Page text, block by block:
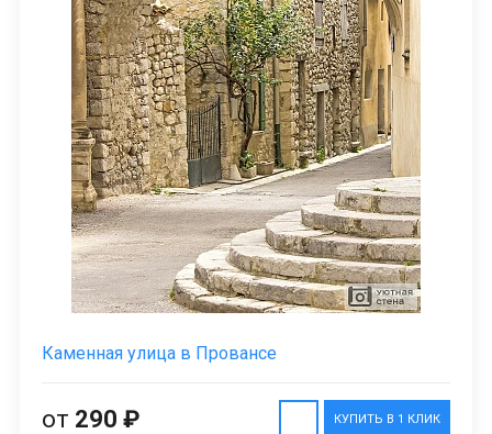
Каменная улица в Провансе
КУПИТЬ В 1 КЛИК
от 290 ₽